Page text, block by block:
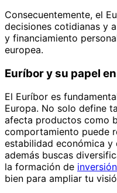
Consecuentemente, el
decisiones cotidianas y
y financiamiento
europea.
Euríbor y su papel
El Euríbor es
Europa. No solo define
afecta productos como
comportamiento puede
estabilidad económica y
además buscas
la formación de
bien para ampliar tu